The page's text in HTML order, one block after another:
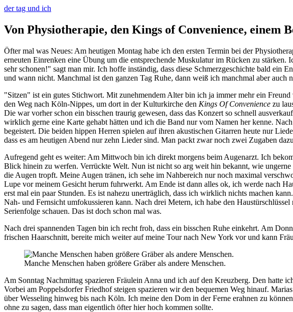
der tag und ich
Von Physiotherapie, den Kings of Convenience, einem
Öfter mal was Neues: Am heutigen Montag habe ich den ersten Termin bei der
erneuten Einrenken eine Übung um die entsprechende Muskulatur im Rücken zu
sehr schonen!" sagt man mir. Ich hoffe inständig, dass diese Schmerzgeschichte bald ein
und wann nicht. Manchmal ist den ganzen Tag Ruhe, dann weiß ich manchmal aber auch
"Sitzen" ist ein gutes Stichwort. Mit zunehmendem Alter bin ich ja immer mehr ein
den Weg nach Köln-Nippes, um dort in der Kulturkirche den Kings Of Convenience zu
Die war vorher schon ein bisschen traurig gewesen, dass das Konzert so schnell
wirklich gerne eine Karte gehabt hätten und ich die Band nur vom Namen her kenne.
begeistert. Die beiden hippen Herren spielen auf ihren akustischen Gitarren heute nur
dass es am heutigen Abend nur zehn Lieder sind. Man packt zwar noch zwei Zugaben
Aufregend geht es weiter: Am Mittwoch bin ich direkt morgens beim Augenarzt. Ich
Blick hinein zu werfen. Verrückte Welt. Nun ist nicht so arg weit hin bekannt, wie
die Augen tropft. Meine Augen tränen, ich sehe im Nahbereich nur noch maximal
Lupe vor meinem Gesicht herum fuhrwerkt. Am Ende ist dann alles ok, ich werde nach
erst mal ein paar Stunden. Es ist nahezu unerträglich, dass ich wirklich nichts machen
Nah- und Fernsicht umfokussieren kann. Nach drei Metern, ich habe den
Serienfolge schauen. Das ist doch schon mal was.
Nach drei spannenden Tagen bin ich recht froh, dass ein bisschen Ruhe einkehrt. Am
frischen Haarschnitt, bereite mich weiter auf meine Tour nach New York vor und kann
Manche Menschen haben größere Gräber als andere Menschen.
Am Sonntag Nachmittag spazieren Fräulein Anna und ich auf den Kreuzberg. Den hatte
Vorbei am Poppelsdorfer Friedhof steigen spazieren wir den bequemen Weg hinauf.
über Wesseling hinweg bis nach Köln. Ich meine den Dom in der Ferne erahnen zu
ohne zu sagen, dass man eigentlich öfter hier hoch kommen sollte.